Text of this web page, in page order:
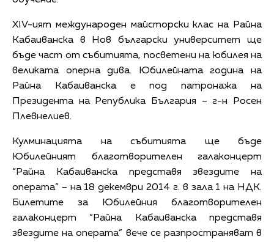
XIV-ият международен майсторски клас на Райна
Кабаиванска в Нов български университет ще
бъде част от събитията, посветени на юбилея на
великата оперна дива. Юбилейната година на
Райна Кабаиванска е под патронажа на
Президента на Република България – г-н Росен
Плевнелиев.
Кулминацията на събитията ще бъде
Юбилейният благотворителен галаконцерт
“Райна Кабаиванска представя звездите на
операта” – на 18 декември 2014 г. в зала 1 на НДК.
Билетите за Юбилейния благотворителен
галаконцерт “Райна Кабаиванска представя
звездите на операта” вече се разпространяват в